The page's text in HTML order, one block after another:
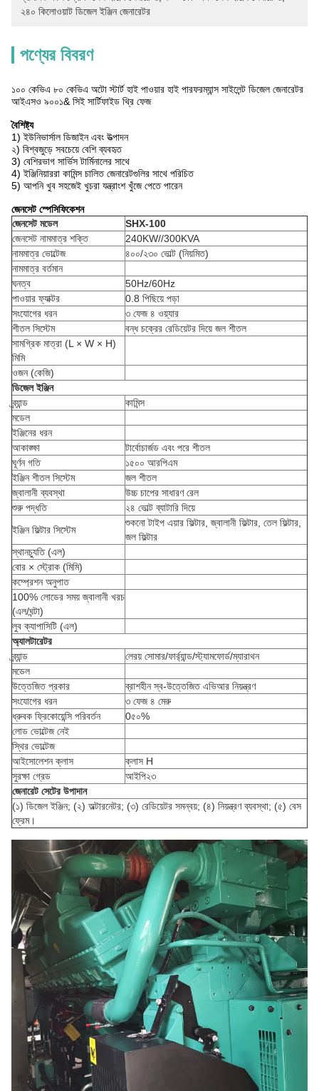
২৪০ কিলোওয়াট ডিজেল ইঞ্জিন জেনারেটর
পণ্যের বিবরণ
১০০ কেভিএ ৮০ কেভিএ অটো স্টার্ট হাই পাওয়ার হাই পারফরম্যান্স সাইলেন্ট ডিজেল জেনারেটর
আইএসও ৯০০১& সিই সার্টিফাইড থ্রি ফেজ
বৈশিষ্ট্য
1) ইউনিভার্সাল ডিজাইন এবং উত্পাদন
২) বিশ্বজুড়ে সবচেয়ে বেশি ব্যবহৃত
3) বেশিরভাগ সার্ভিস টার্মিনালের সাথে
4) ইঞ্জিনিয়াররা কামিন্স চালিত জেনারেটগুলির সাথে পরিচিত
5) আপনি খুব সহজেই খুচরা যন্ত্রাংশ খুঁজে পেতে পারেন
জেনসেট স্পেসিফিকেশন
জেনসেট মডেল
SHX-100
জেনসেট নামমাত্র শক্তি
240KW//300KVA
নামমাত্র ভোল্টেজ
৪০০/২৩০ ভোল্ট (নিয়মিত)
নামমাত্র বর্তমান
ঘনত্ব
50Hz/60Hz
পাওয়ার ফ্যাক্টর
0.8 পিছিয়ে পড়া
সংযোগের ধরন
৩ ফেজ ৪ ওয়্যার
শীতল সিস্টেম
বন্ধ চক্রের রেডিয়েটর দিয়ে জল শীতল
সামগ্রিক মাত্রা (L × W × H)
মিমি
ওজন (কেজি)
ডিজেল ইঞ্জিন
ব্র্যান্ড
কামিন্স
মডেল
ইঞ্জিনের ধরন
আকাঙ্ক্ষা
টার্বোচার্জড এবং পরে শীতল
ঘূর্ণন গতি
১৫০০ আরপিএম
ইঞ্জিন শীতল সিস্টেম
জল শীতল
জ্বালানী ব্যবস্থা
উচ্চ চাপের সাধারণ রেল
শুরু পদ্ধতি
২৪ ভোল্ট ব্যাটারি দিয়ে
ইঞ্জিন ফিল্টার সিস্টেম
শুকনো টাইপ এয়ার ফিল্টার, জ্বালানী ফিল্টার, তেল ফিল্টার,
জল ফিল্টার
স্থানচ্যুতি (এল)
বোর × স্ট্রোক (মিমি)
কম্প্রেশন অনুপাত
100% লোডের সময় জ্বালানী খরচ
(এল/ঘন্টা)
লুব ক্যাপাসিটি (এল)
অ্যালটারেটর
ব্র্যান্ড
লেরয় সোমার/ফার্র্যান্ড/স্ট্যামফোর্ড/ম্যারাথন
মডেল
উত্তেজিত প্রকার
ব্রাশহীন স্ব-উত্তেজিত এভিআর নিয়ন্ত্রণ
সংযোগের ধরন
৩ ফেজ ৪ মেরু
ধ্রুবক ফ্রিকোয়েন্সি পরিবর্তন
0৫০%
লোড ভোল্টেজ নেই
স্থির ভোল্টেজ
আইসোলেশন ক্লাস
ক্লাস H
সুরক্ষা গ্রেড
আইপি২৩
জেনারেট সেটের উপাদান
(১) ডিজেল ইঞ্জিন; (২) অল্টারনেটর; (৩) রেডিয়েটর সমন্বয়; (৪) নিয়ন্ত্রণ ব্যবস্থা; (৫) বেস
ফ্রেম।